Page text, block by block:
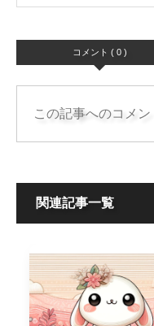
コメント ( 0 )
この記事へのコメン
関連記事一覧